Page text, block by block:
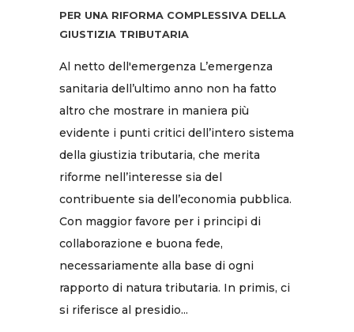
PER UNA RIFORMA COMPLESSIVA DELLA
GIUSTIZIA TRIBUTARIA
Al netto dell'emergenza L’emergenza
sanitaria dell’ultimo anno non ha fatto
altro che mostrare in maniera più
evidente i punti critici dell’intero sistema
della giustizia tributaria, che merita
riforme nell’interesse sia del
contribuente sia dell’economia pubblica.
Con maggior favore per i principi di
collaborazione e buona fede,
necessariamente alla base di ogni
rapporto di natura tributaria. In primis, ci
si riferisce al presidio...